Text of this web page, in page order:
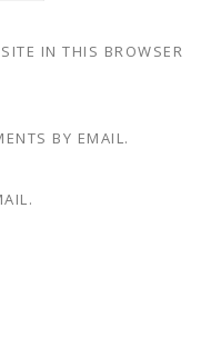
IN THIS BROWSER
BY EMAIL.